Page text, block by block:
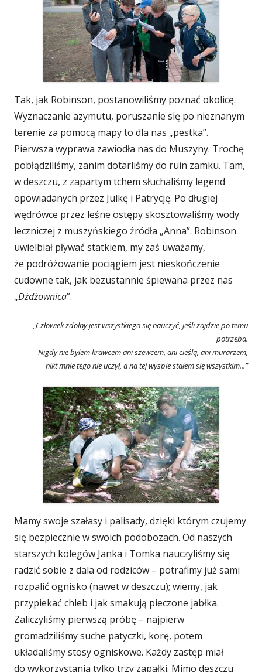
Tak, jak Robinson, postanowiliśmy poznać okolicę.
Wyznaczanie azymutu, poruszanie się po nieznanym
terenie za pomocą mapy to dla nas „pestka”.
Pierwsza wyprawa zawiodła nas do Muszyny. Trochę
pobłądziliśmy, zanim dotarliśmy do ruin zamku. Tam,
w deszczu, z zapartym tchem słuchaliśmy legend
opowiadanych przez Julkę i Patrycję. Po długiej
wędrówce przez leśne ostępy skosztowaliśmy wody
leczniczej z muszyńskiego źródła „Anna”. Robinson
uwielbiał pływać statkiem, my zaś uważamy,
że podróżowanie pociągiem jest nieskończenie
cudowne tak, jak bezustannie śpiewana przez nas
„Dżdżownica”.
„Człowiek zdolny jest wszystkiego się nauczyć, jeśli zajdzie po temu
potrzeba.
Nigdy nie byłem krawcem ani szewcem, ani cieślą, ani murarzem,
nikt mnie tego nie uczył, a na tej wyspie stałem się wszystkim...”
Mamy swoje szałasy i palisady, dzięki którym czujemy
się bezpiecznie w swoich podobozach. Od naszych
starszych kolegów Janka i Tomka nauczyliśmy się
radzić sobie z dala od rodziców – potrafimy już sami
rozpalić ognisko (nawet w deszczu); wiemy, jak
przypiekać chleb i jak smakują pieczone jabłka.
Zaliczyliśmy pierwszą próbę – najpierw
gromadziliśmy suche patyczki, korę, potem
układaliśmy stosy ogniskowe. Każdy zastęp miał
do wykorzystania tylko trzy zapałki. Mimo deszczu